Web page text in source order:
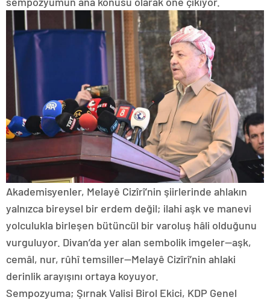
Akademisyenler, Melayê Cizîrî’nin şiirlerinde ahlakın
yalnızca bireysel bir erdem değil; ilahi aşk ve manevi
yolculukla birleşen bütüncül bir varoluş hâli olduğunu
vurguluyor. Divan’da yer alan sembolik imgeler—aşk,
cemâl, nur, rûhî temsiller—Melayê Cizîrî’nin ahlaki
derinlik arayışını ortaya koyuyor.
Sempozyuma; Şırnak Valisi Birol Ekici, KDP Genel